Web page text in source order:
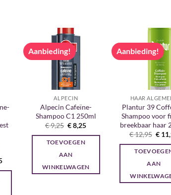
Huidige
is:
Aanbieding!
ALPECIN
Alpecin Cafeïne-
Shampoo C1 250ml
€9,25 Oorspronkelijke
prijs
was:
€ 9,25.
€8,25Huidige
is:
TOEVOEGEN
AAN
WINKELWAGEN
Aanbieding!
HAAR
Plantur 39
Shampoo voor
breekbaar haar
€12,95
was:
€
€
AAN